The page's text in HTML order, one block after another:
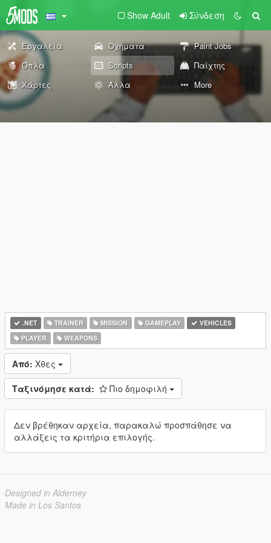
Show Adult Σύνδεση
Εργαλεία Οχήματα
Paint Jobs
Όπλα
Scripts
Παίχτης
Χάρτες
Άλλα More
.NET TRAINER MISSION GAMEPLAY
VEHICLES
PLAYER
WEAPONS
Από: Χθες
Ταξινόμησε κατά: Πιο δημοφιλή
Δεν βρέθηκαν αρχεία, παρακαλώ προσπάθησε να
αλλάξεις τα κριτήρια επιλογής.
Designed in Alderney
Made in Los Santos